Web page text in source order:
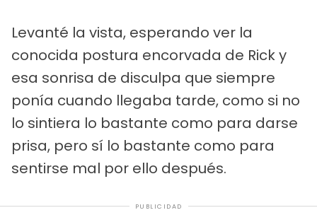
Levanté la vista, esperando ver la
conocida postura encorvada de Rick y
esa sonrisa de disculpa que siempre
ponía cuando llegaba tarde, como si no
lo sintiera lo bastante como para darse
prisa, pero sí lo bastante como para
sentirse mal por ello después.
PUBLICIDAD